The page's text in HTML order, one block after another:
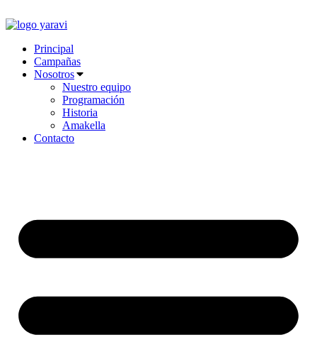
al
Principal
Campañas
Nosotros
Nuestro equipo
Programación
Historia
Amakella
Contacto